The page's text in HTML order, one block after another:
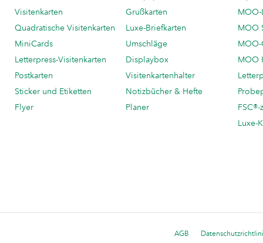
Visitenkarten
Quadratische Visitenkarten
MiniCards
Letterpress-Visitenkarten
Postkarten
Sticker und Etiketten
Flyer
Grußkarten
Luxe-Briefkarten
Umschläge
Displaybox
Visitenkartenhalter
Notizbücher & Hefte
Planer
MOO-
MOO
MOO
Luxe-
AGB